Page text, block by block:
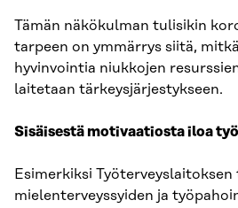
Tämän näkökulman tulisikin
tarpeen on ymmärrys siitä,
hyvinvointia niukkojen
laitetaan tärkeysjärjestykseen.
Sisäisestä motivaatiosta iloa
Esimerkiksi
mielenterveyssyiden ja